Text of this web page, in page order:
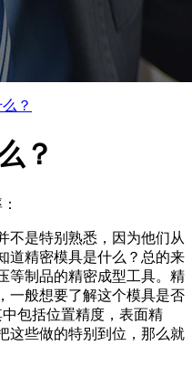
？
？
不是特别熟悉，因为他们从
道精密模具是什么？总的来
等制品的精密成型工具。精
一般想要了解这个模具是否
包括位置精度，表面精
这些做的特别到位，那么就